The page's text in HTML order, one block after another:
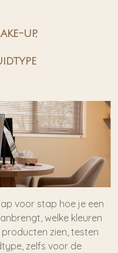
up,
voor stap hoe je een
welke kleuren
zien, testen
zelfs voor de